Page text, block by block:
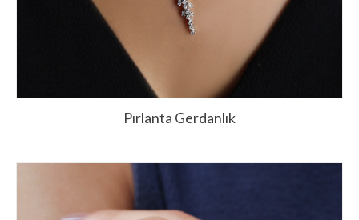
Pırlanta Gerdanlık